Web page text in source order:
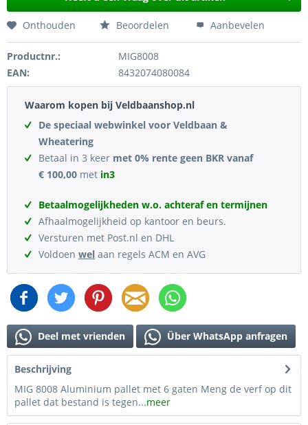
Onthouden Beoordelen Aanbevelen
Productnr.:
MIG8008
EAN:
8432074080084
Waarom kopen bij Veldbaanshop.nl
De speciaal webwinkel voor Veldbaan &
Wheatering
Betaal in 3 keer met 0% rente geen BKR vanaf
€ 100,00 met in3
Betaalmogelijkheden w.o. achteraf en termijnen
Afhaalmogelijkheid op kantoor en beurs.
Versturen met Post.nl en DHL
Voldoen wel aan regels ACM en AVG
Deel met vrienden Über WhatsApp anfragen
Beschrijving
MIG 8008 Aluminium pallet met 6 gaten Meng de verf op dit
pallet dat bestand is tegen...meer